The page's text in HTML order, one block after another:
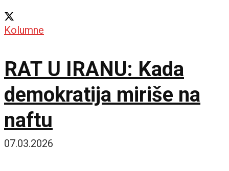
Kolumne
RAT U IRANU: Kada
demokratija miriše na
naftu
07.03.2026